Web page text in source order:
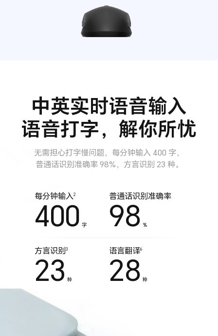
中英实时语音输入
语音打字，解你所忧
无需担心打字慢问题，每分钟输入 400 字，
普通话识别准确率 98%，方言识别 23 种。
每分钟输入2
400 字
普通话识别准确率
98 %
方言识别3
23 种
语言翻译6
28 种